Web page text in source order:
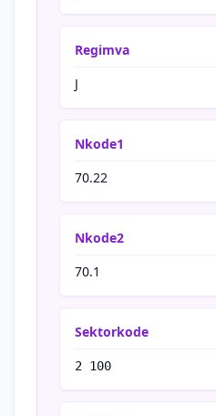
Regimva
J
Nkode1
70.22
Nkode2
70.1
Sektorkode
2 100